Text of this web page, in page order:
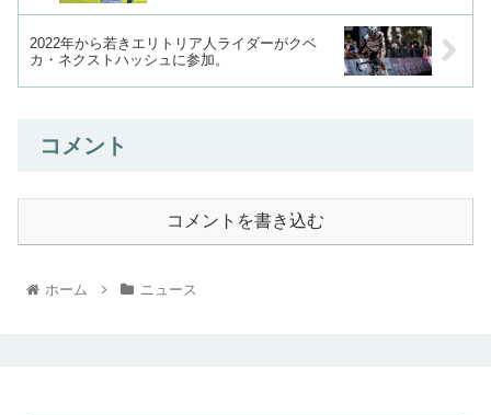
2022年から若きエリトリア人ライダーがクベ
カ・ネクストハッシュに参加。
コメント
コメントを書き込む
ホーム ニュース